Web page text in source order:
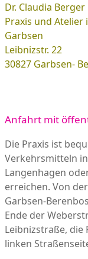
Dr. Claudia Berger
Praxis und
Garbsen
Leibnizstr. 22
30827 Garbsen-
Anfahrt mit
Die Praxis ist
Verkehrsmitteln
Langenhagen
erreichen. Von
Garbsen-
Ende der
Leibnizstraße, die
linken